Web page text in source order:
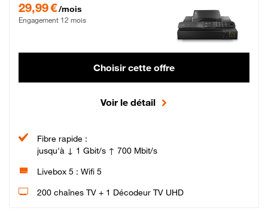
29,99 €/mois
Engagement 12 mois
Choisir cette offre
Voir le détail
Fibre rapide :
jusqu'à ↓ 1 Gbit/s ↑ 700 Mbit/s
Livebox 5 : Wifi 5
200 chaînes TV + 1 Décodeur TV UHD